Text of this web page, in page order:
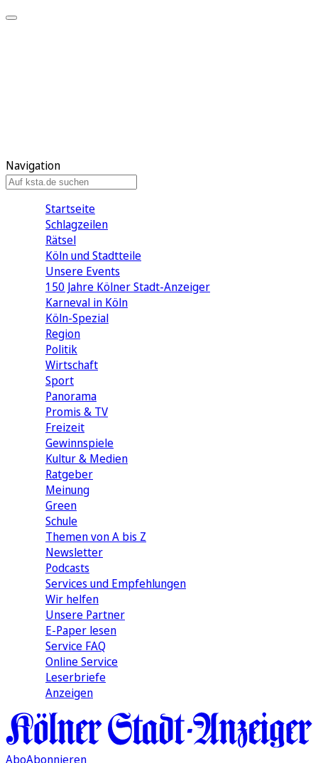
Navigation
Startseite
Schlagzeilen
Rätsel
Köln und Stadtteile
Unsere Events
150 Jahre Kölner Stadt-Anzeiger
Karneval in Köln
Köln-Spezial
Region
Politik
Wirtschaft
Sport
Panorama
Promis & TV
Freizeit
Gewinnspiele
Kultur & Medien
Ratgeber
Meinung
Green
Schule
Themen von A bis Z
Newsletter
Podcasts
Services und Empfehlungen
Wir helfen
Unsere Partner
E-Paper lesen
Service FAQ
Online Service
Leserbriefe
Anzeigen
AboAbonnieren